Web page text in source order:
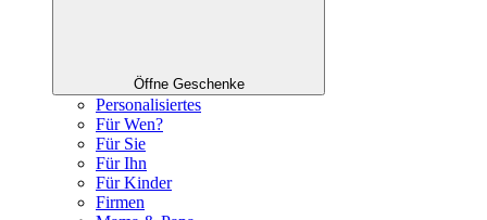
Öffne Geschenke
Personalisiertes
Für Wen?
Für Sie
Für Ihn
Für Kinder
Firmen